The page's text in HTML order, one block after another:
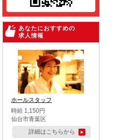
あなたにおすすめの
求人情報
ホールスタッフ
時給 1,150円
仙台市青葉区
詳細はこちらから